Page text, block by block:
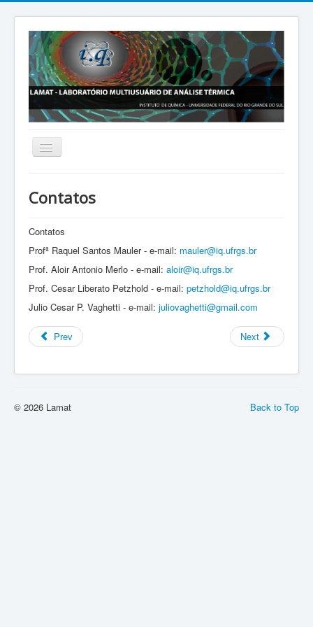
O LAMAT
Comitê Gestor
Formulários
Pós-Graduação
Visita Virtual
Informações Técnicas
Agendamentos
Contatos
Contatos
Profª Raquel Santos Mauler - e-mail: mauler@iq.ufrgs.br
Prof. Aloir Antonio Merlo - e-mail: aloir@iq.ufrgs.br
Prof. Cesar Liberato Petzhold - e-mail: petzhold@iq.ufrgs.br
Julio Cesar P. Vaghetti - e-mail: juliovaghetti@gmail.com
Prev Next
Back to Top
© 2026 Lamat